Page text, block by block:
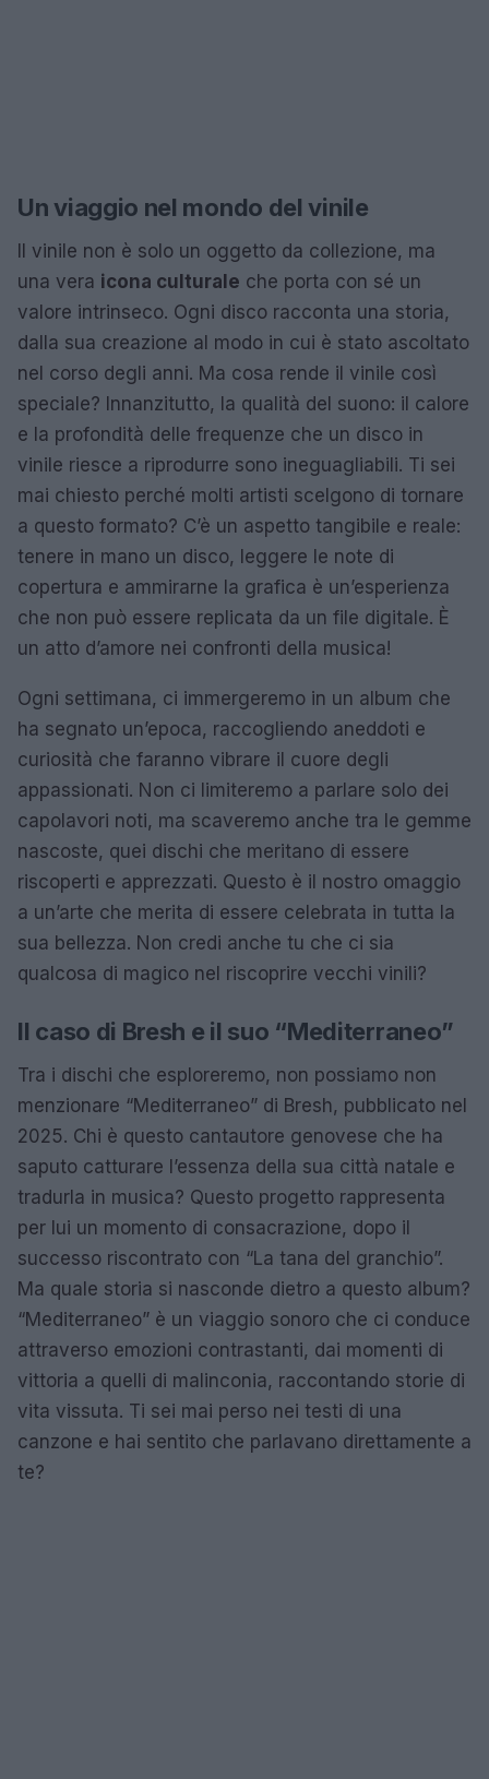
Un viaggio nel mondo del vinile
Il vinile non è solo un oggetto da collezione, ma
una vera icona culturale che porta con sé un
valore intrinseco. Ogni disco racconta una storia,
dalla sua creazione al modo in cui è stato ascoltato
nel corso degli anni. Ma cosa rende il vinile così
speciale? Innanzitutto, la qualità del suono: il calore
e la profondità delle frequenze che un disco in
vinile riesce a riprodurre sono ineguagliabili. Ti sei
mai chiesto perché molti artisti scelgono di tornare
a questo formato? C’è un aspetto tangibile e reale:
tenere in mano un disco, leggere le note di
copertura e ammirarne la grafica è un’esperienza
che non può essere replicata da un file digitale. È
un atto d’amore nei confronti della musica!
Ogni settimana, ci immergeremo in un album che
ha segnato un’epoca, raccogliendo aneddoti e
curiosità che faranno vibrare il cuore degli
appassionati. Non ci limiteremo a parlare solo dei
capolavori noti, ma scaveremo anche tra le gemme
nascoste, quei dischi che meritano di essere
riscoperti e apprezzati. Questo è il nostro omaggio
a un’arte che merita di essere celebrata in tutta la
sua bellezza. Non credi anche tu che ci sia
qualcosa di magico nel riscoprire vecchi vinili?
Il caso di Bresh e il suo “Mediterraneo”
Tra i dischi che esploreremo, non possiamo non
menzionare “Mediterraneo” di Bresh, pubblicato nel
2025. Chi è questo cantautore genovese che ha
saputo catturare l’essenza della sua città natale e
tradurla in musica? Questo progetto rappresenta
per lui un momento di consacrazione, dopo il
successo riscontrato con “La tana del granchio”.
Ma quale storia si nasconde dietro a questo album?
“Mediterraneo” è un viaggio sonoro che ci conduce
attraverso emozioni contrastanti, dai momenti di
vittoria a quelli di malinconia, raccontando storie di
vita vissuta. Ti sei mai perso nei testi di una
canzone e hai sentito che parlavano direttamente a
te?